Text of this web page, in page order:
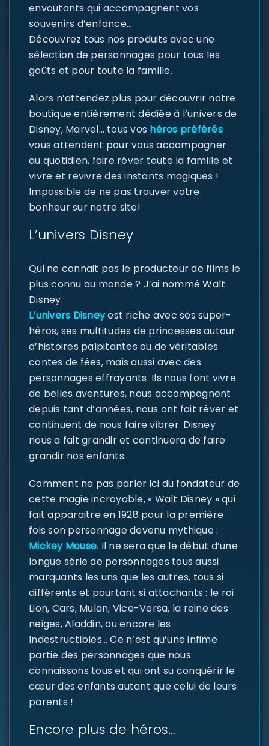
CONNECTER
ou e-mail*
envoutants qui accompagnent vos
souvenirs d’enfance…
Découvrez tous nos produits avec une
sélection de personnages pour tous les
goûts et pour toute la famille.
Alors n’attendez plus pour découvrir notre
boutique entièrement dédiée à l’univers de
Disney, Marvel… tous vos héros préférés
vous attendent pour vous accompagner
au quotidien, faire rêver toute la famille et
vivre et revivre des instants magiques !
Impossible de ne pas trouver votre
bonheur sur notre site!
L’univers Disney
Qui ne connait pas le producteur de films le
plus connu au monde ? J’ai nommé Walt
Disney.
L’univers Disneyest riche avec ses super-
héros, ses multitudes de princesses autour
d’histoires palpitantes ou de véritables
contes de fées, mais aussi avec des
personnages effrayants. Ils nous font vivre
de belles aventures, nous accompagnent
depuis tant d’années, nous ont fait rêver et
continuent de nous faire vibrer. Disney
nous a fait grandir et continuera de faire
grandir nos enfants.
Comment ne pas parler ici du fondateur de
cette magie incroyable, « Walt Disney » qui
fait apparaitre en 1928 pour la première
fois son personnage devenu mythique :
Mickey Mouse. Il ne sera que le début d’une
longue série de personnages tous aussi
marquants les uns que les autres, tous si
différents et pourtant si attachants : le roi
Lion, Cars, Mulan, Vice-Versa, la reine des
neiges, Aladdin, ou encore les
Indestructibles… Ce n’est qu’une infime
partie des personnages que nous
connaissons tous et qui ont su conquérir le
cœur des enfants autant que celui de leurs
parents !
Encore plus de héros…